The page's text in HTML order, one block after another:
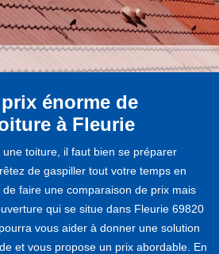
énorme de
à Fleurie
toiture, il faut bien se préparer
de gaspiller tout votre temps en
faire une comparaison de prix mais
qui se situe dans Fleurie 69820
vous aider à donner une solution
et vous propose un prix abordable. En